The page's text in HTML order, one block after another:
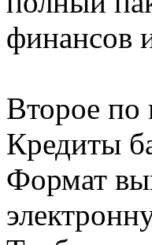
финансов
Второе по
Кредиты
Формат